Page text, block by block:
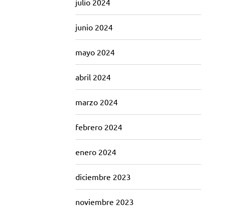
julio 2024
junio 2024
mayo 2024
abril 2024
marzo 2024
febrero 2024
enero 2024
diciembre 2023
noviembre 2023